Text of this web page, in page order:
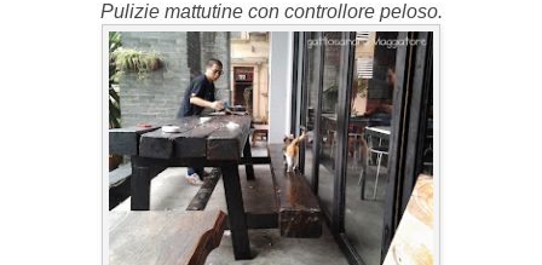
Pulizie mattutine con controllore peloso.